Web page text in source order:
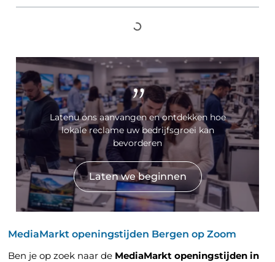
MediaMarkt openingstijden Bergen op Zoom
Ben je op zoek naar de MediaMarkt openingstijden in
"
Latenu ons aanvangen en ontdekken hoe
lokale reclame uw bedrijfsgroei kan
bevorderen
Laten we beginnen